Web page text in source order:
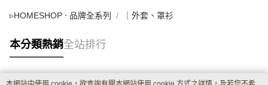
▹HOMESHOP ‧ 品牌全系列 ｜外套、罩衫
本分類熱銷全站排行